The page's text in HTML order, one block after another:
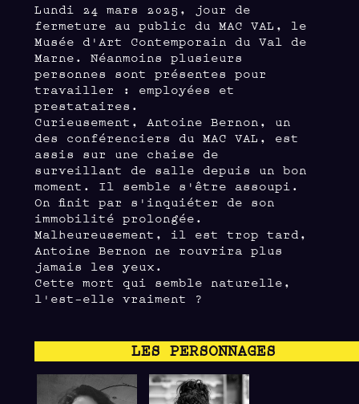
Lundi 24 mars 2025, jour de
fermeture au public du MAC VAL, le
Musée d'Art Contemporain du Val de
Marne. Néanmoins plusieurs
personnes sont présentes pour
travailler : employées et
prestataires.
Curieusement, Antoine Bernon, un
des conférenciers du MAC VAL, est
assis sur une chaise de
surveillant de salle depuis un bon
moment. Il semble s'être assoupi.
On finit par s'inquiéter de son
immobilité prolongée.
Malheureusement, il est trop tard,
Antoine Bernon ne rouvrira plus
jamais les yeux.
Cette mort qui semble naturelle,
l'est-elle vraiment ?
LES PERSONNAGES